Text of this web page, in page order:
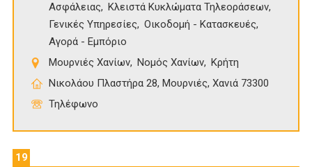
Ασφάλειας
Κλειστά Κυκλώματα Τηλεοράσεων
Γενικές Υπηρεσίες
Οικοδομή - Κατασκευές
Αγορά - Εμπόριο
Μουρνιές Χανίων
Νομός Χανίων
Κρήτη
Νικολάου Πλαστήρα 28, Μουρνιές, Χανιά 73300
Τηλέφωνο
19